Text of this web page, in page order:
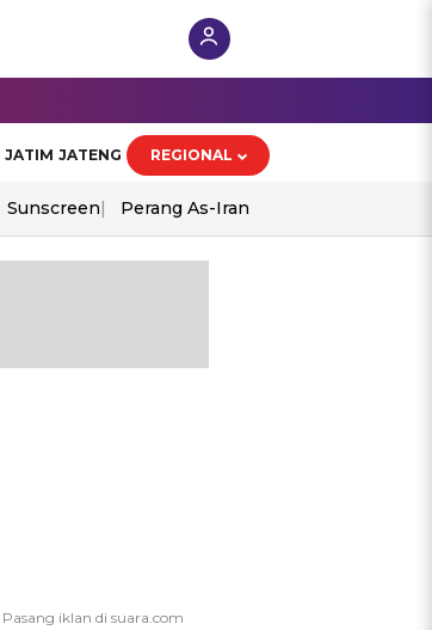
JATIM JATENG REGIONAL
Sunscreen Perang As-Iran